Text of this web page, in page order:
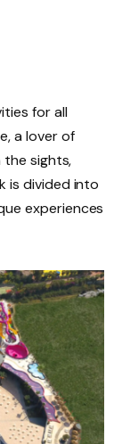
for all
a lover of
sights,
is divided into
experiences